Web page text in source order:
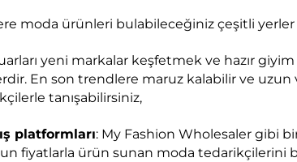
moda ürünleri bulabileceğiniz çeşitli yerler
yeni markalar keşfetmek ve hazır giyim
En son trendlere maruz kalabilir ve uzun
tanışabilirsiniz,
platformları: My Fashion Wholesaler gibi
fiyatlarla ürün sunan moda tedarikçilerini